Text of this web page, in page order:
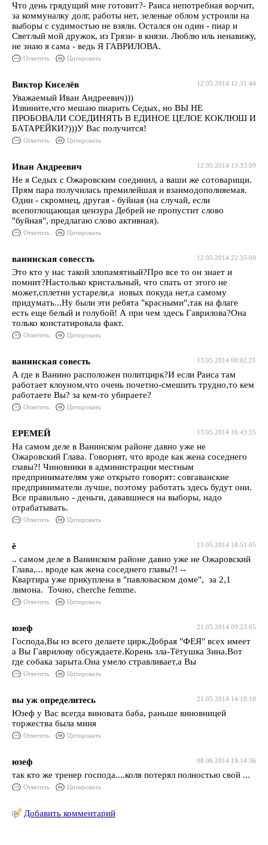
Что день грядущий мне готовит?- Раиса непотребная ворчит,
за коммуналку долг, работы нет, зеленые облом устроили на
выборы с судимостью не взяли. Остался он один - пиар и
Светлый мой дружок, из Грязи- в князи. Люблю иль ненавижу,
не знаю я сама - ведь Я ГАВРИЛОВА.
Ответить Цитировать
12.05.2014 12:31:44
Виктор Киселёв
Уважаемый Иван Андреевич)))
Извините,что мешаю пиарить Седых, но ВЫ НЕ
ПРОБОВАЛИ СОЕДИНЯТЬ В ЕДИНОЕ ЦЕЛОЕ КОКЛЮШ И
БАТАРЕЙКИ?)))У Вас получится!
Ответить Цитировать
12.05.2014 13:33:09
Иван Андреевич
Не я Седых с Ожаровским соединил, а ваши же сотоварищи.
Прям пара получилась премилейшая и взаимодополняемая.
Один - скромнец, другая - буйная (на случай, если
всепоглощающая цензура Дебрей не пропустит слово
"буйная", предлагаю слово активная).
Ответить Цитировать
12.05.2014 22:35:09
ванинская совессть
Это кто у нас такой злопамятный?Про все то он знает и
помнит?Настолько кристальный, что спать от этого не
может,сплетни устарели,а новых покуда нет,а самому
придумать...Ну были эти ребята "красными",так на флаге
есть еще белый и голубой! А при чем здесь Гаврилова?Она
только констатировала факт.
Ответить Цитировать
13.05.2014 00:02:21
ванинская совесть
А где в Ванино расположен политцирк?И если Раиса там
работает клоуном,что очень почетно-смешить трудно,то кем
работаете Вы? за кем-то убираете?
Ответить Цитировать
13.05.2014 16:43:55
ЕРЕМЕЙ
На самом деле в Ванинском районе давно уже не
Ожаровский Глава. Говорият, что вроде как жена соседнего
главы?! Чиновники в администрации местным
предпринимателям уже открыто говорят: совгаванские
предприниматели лучше, поэтому работать здесь будут они.
Все правильно - деньги, дававшиеся на выборы, надо
отрабатывать.
Ответить Цитировать
13.05.2014 18:51:05
ё
.. самом деле в Ванинском районе давно уже не Ожаровский
Глава,... вроде как жена соседнего главы?! --
Квартира уже прикуплена в "павловаском доме", за 2,1
лимона. Точно, cherche femme.
Ответить Цитировать
21.05.2014 09:23:05
юзеф
Господа,Вы из всего делаете цирк.Добрая "ФЕЯ" всех имеет
а Вы Гаврилову обсуждаете.Корень зла-Тётушка Зина.Вот
где собака зарыта.Она умело стравливает,а Вы
Ответить Цитировать
21.05.2014 14:10:10
вы уж определитесь
Юзеф у Вас всегда виновата баба, раньше виновницей
торжества была миня
Ответить Цитировать
08.06.2014 19:14:36
юзеф
так кто же тренер господа....коля потерял полностью свой ...
Ответить Цитировать
Добавить комментарий